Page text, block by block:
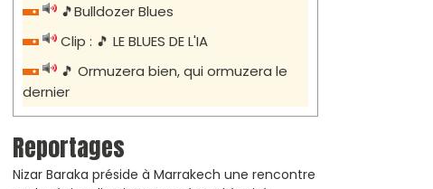
🎵Bulldozer Blues
Clip : 🎵 LE BLUES DE L'IA
🎵 Ormuzera bien, qui ormuzera le
dernier
Reportages
Nizar Baraka préside à Marrakech une rencontre